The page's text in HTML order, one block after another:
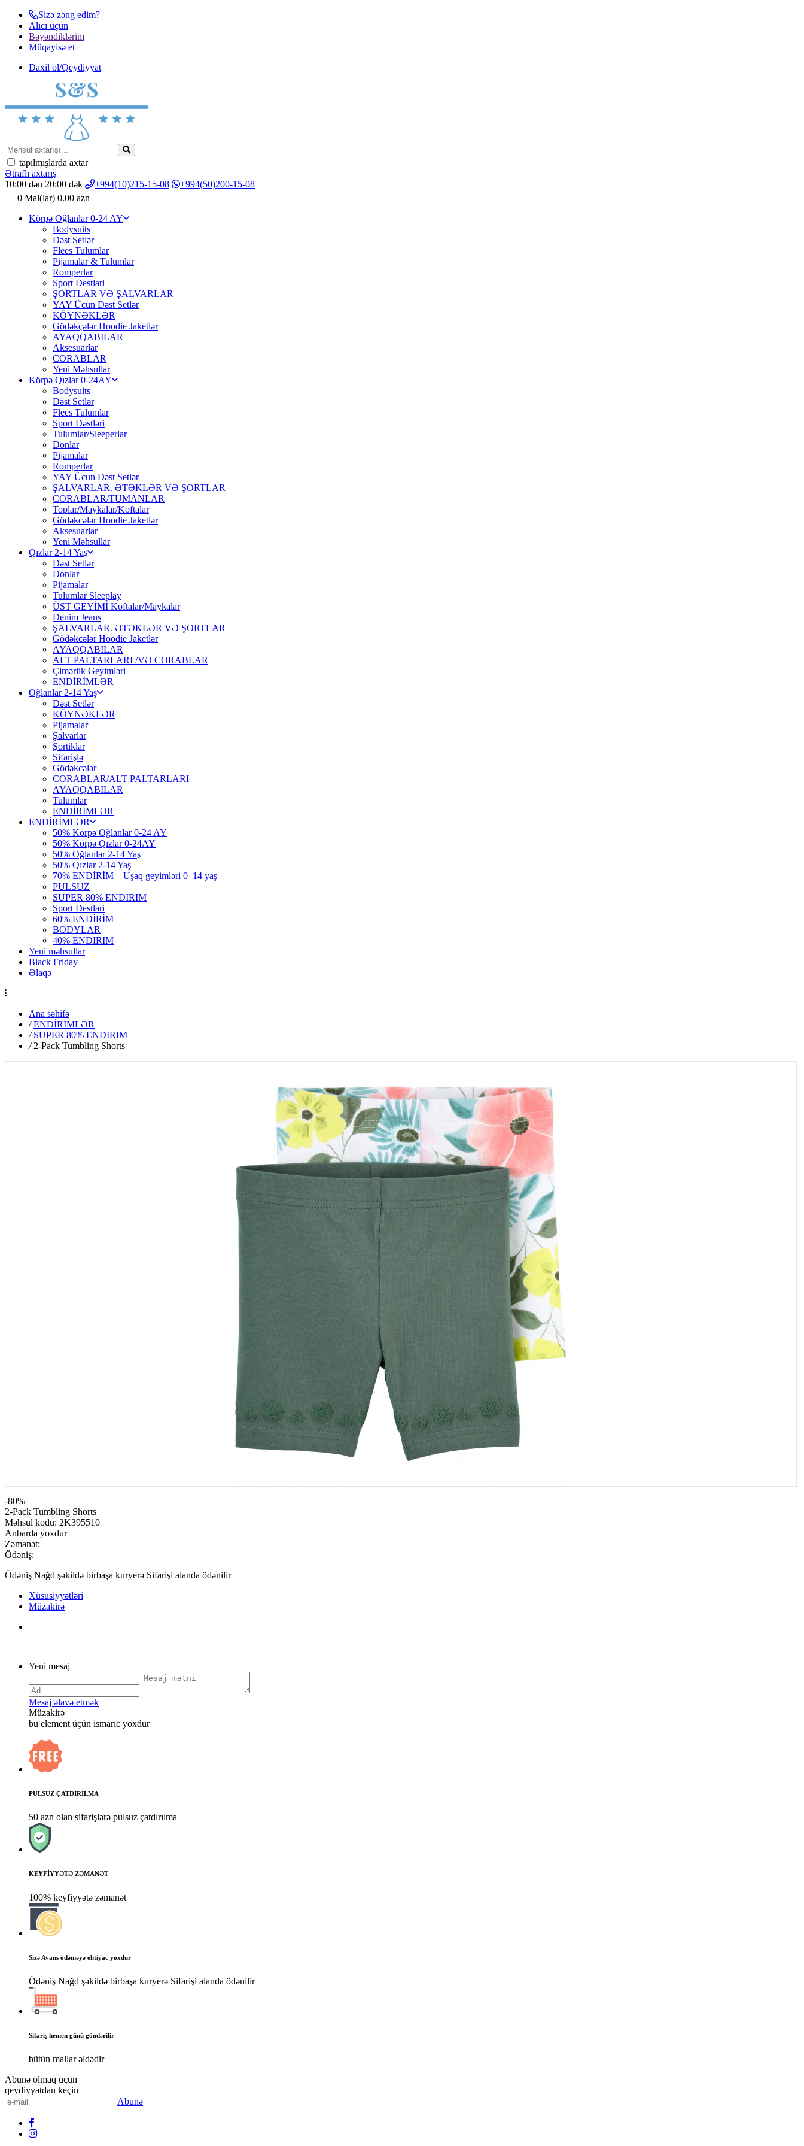
Sizə zəng edim?
Alıcı üçün
Bəyəndiklərim
Müqayisә et
Daxil ol/Qeydiyyat
tapılmışlarda axtar
Ətraflı axtarış
10:00 dən 20:00 dək
+994(10)215-15-08
+994(50)200-15-08
0 Mal(lar) 0.00 azn
Körpə Oğlanlar 0-24 AY
Bodysuits
Dəst Setlər
Flees Tulumlar
Pijamalar & Tulumlar
Romperlar
Sport Destlari
ŞORTLAR VƏ ŞALVARLAR
YAY Ücun Dəst Setlər
KÖYNƏKLƏR
Gödəkçələr Hoodie Jaketlər
AYAQQABILAR
Aksesuarlar
CORABLAR
Yeni Məhsullar
Körpə Qızlar 0-24AY
Bodysuits
Dəst Setlər
Flees Tulumlar
Sport Dəstləri
Tulumlar/Sleeperlar
Donlar
Pijamalar
Romperlar
YAY Ücun Dəst Setlər
ŞALVARLAR. ƏTƏKLƏR VƏ ŞORTLAR
CORABLAR/TUMANLAR
Toplar/Maykalar/Koftalar
Gödəkcələr Hoodie Jaketlər
Aksesuarlar
Yeni Məhsullar
Qızlar 2-14 Yaş
Dəst Setlər
Donlar
Pijamalar
Tulumlar Sleeplay
ÜST GEYİMİ Koftalar/Maykalar
Denim Jeans
ŞALVARLAR. ƏTƏKLƏR VƏ ŞORTLAR
Gödəkcələr Hoodie Jaketlər
AYAQQABILAR
ALT PALTARLARI /VƏ CORABLAR
Çimərlik Geyimləri
ENDİRİMLƏR
Oğlanlar 2-14 Yaş
Dəst Setlər
KÖYNƏKLƏR
Pijamalar
Şalvarlar
Şortiklar
Sifarişlə
Gödəkcələr
CORABLAR/ALT PALTARLARI
AYAQQABILAR
Tulumlar
ENDİRİMLƏR
ENDİRİMLƏR
50% Körpə Oğlanlar 0-24 AY
50% Körpə Qızlar 0-24AY
50% Oğlanlar 2-14 Yaş
50% Qızlar 2-14 Yaş
70% ENDİRİM – Uşaq geyimləri 0–14 yaş
PULSUZ
SUPER 80% ENDIRIM
Sport Destlari
60% ENDİRİM
BODYLAR
40% ENDIRIM
Yeni məhsullar
Black Friday
Əlaqə
Ana səhifə
/ ENDİRİMLƏR
/ SUPER 80% ENDIRIM
/ 2-Pack Tumbling Shorts
-80%
2-Pack Tumbling Shorts
Məhsul kodu: 2K395510
Anbarda yoxdur
Zəmanət:
Ödəniş:
Ödəniş Nağd şəkildə birbaşa kuryerə Sifarişi alanda ödənilir
Xüsusiyyətləri
Müzakirə
Yeni mesaj
Mesaj əlavə etmək
Müzakirə
bu element üçün ismarıc yoxdur
PULSUZ ÇATDIRILMA
50 azn olan sifarişlərə pulsuz çatdırılma
KEYFİYYƏTƏ ZƏMANƏT
100% keyfiyyətə zəmanət
Sizə Avans ödəməyə ehtiyac yoxdur
Ödəniş Nağd şəkildə birbaşa kuryerə Sifarişi alanda ödənilir
Sifariş hemen günü göndərilir
bütün mallar əldədir
Abunə olmaq üçün
qeydiyyatdan keçin
Abunə